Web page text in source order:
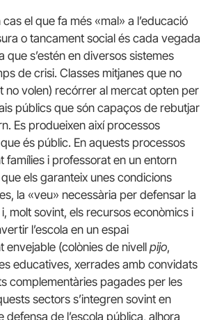
el que fa més «mal» a l’educació
o tancament social és cada vegada
que s’estén en diversos sistemes
de crisi. Classes mitjanes que no
no volen) recórrer al mercat opten per
públics que són capaços de rebutjar
Es produeixen així processos
és públic. En aquests processos
famílies i professorat en un entorn
els garanteix unes condicions
la «veu» necessària per defensar la
molt sovint, els recursos econòmics i
l’escola en un espai
envejable (colònies de nivell pijo,
educatives, xerrades amb convidats
complementàries pagades per les
sectors s’integren sovint en
defensa de l’escola pública, alhora